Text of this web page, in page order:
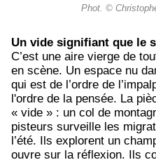
Phot. ©
Un vide signifiant que le
C’est une aire vierge de
en scène. Un espace nu
qui est de l’ordre de
l'ordre de la pensée. La
« vide » : un col de
pisteurs surveille les
l’été. Ils explorent un
ouvre sur la réflexion. Ils